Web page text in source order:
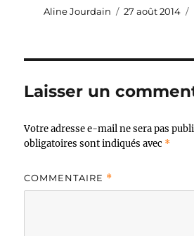
Auteur
Aline Jourdain
Publié
27 août 2014
Laisser un
Votre adresse e-mail ne sera pas
obligatoires sont indiqués avec *
COMMENTAIRE *